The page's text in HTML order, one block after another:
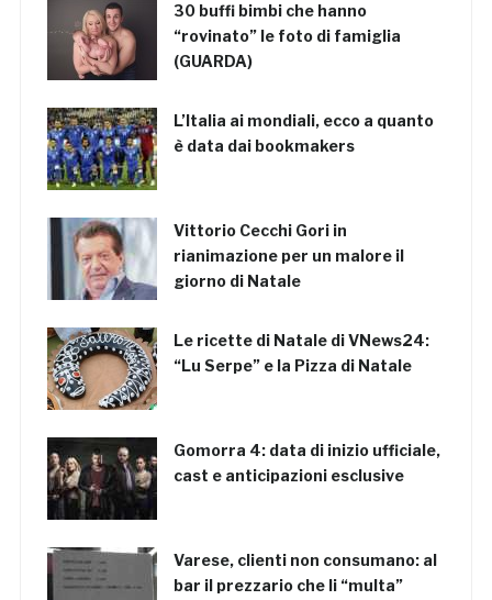
30 buffi bimbi che hanno
“rovinato” le foto di famiglia
(GUARDA)
L’Italia ai mondiali, ecco a quanto
è data dai bookmakers
Vittorio Cecchi Gori in
rianimazione per un malore il
giorno di Natale
Le ricette di Natale di VNews24:
“Lu Serpe” e la Pizza di Natale
Gomorra 4: data di inizio ufficiale,
cast e anticipazioni esclusive
Varese, clienti non consumano: al
bar il prezzario che li “multa”